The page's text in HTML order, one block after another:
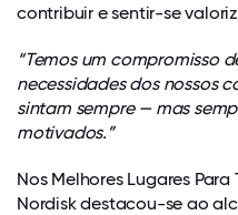
contribuir e sentir-se
“Temos um compromisso
necessidades dos nossos
sintam sempre — mas
motivados.”
Nos Melhores Lugares
Nordisk destacou-se ao